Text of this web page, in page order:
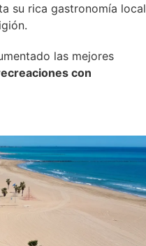
su rica gastronomía local
las mejores
con